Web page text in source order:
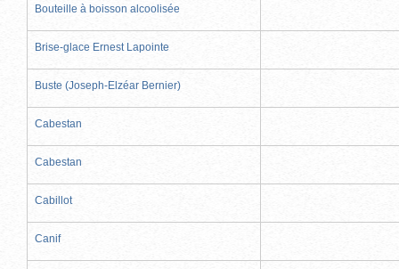
Bouteille à boisson alcoolisée
Brise-glace Ernest Lapointe
Buste (Joseph-Elzéar Bernier)
Cabestan
Cabestan
Cabillot
Canif